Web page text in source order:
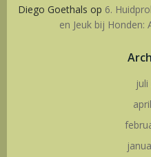
Diego Goethals op 6.
en Jeuk bij Honden: